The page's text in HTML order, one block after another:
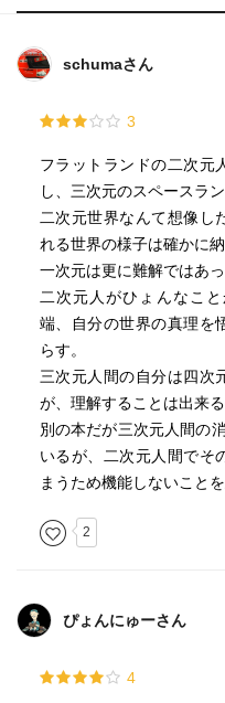
schumaさん
3
フラットランドの二次元
し、三次元のスペースラ
二次元世界なんて想像し
れる世界の様子は確かに納
一次元は更に難解ではあっ
二次元人がひょんなこ
端、自分の世界の真理を
らす。
三次元人間の自分は四次
が、理解することは出来る
別の本だが三次元人間の
いるが、二次元人間でそ
まうため機能しないことを
2
ぴょんにゅーさん
4